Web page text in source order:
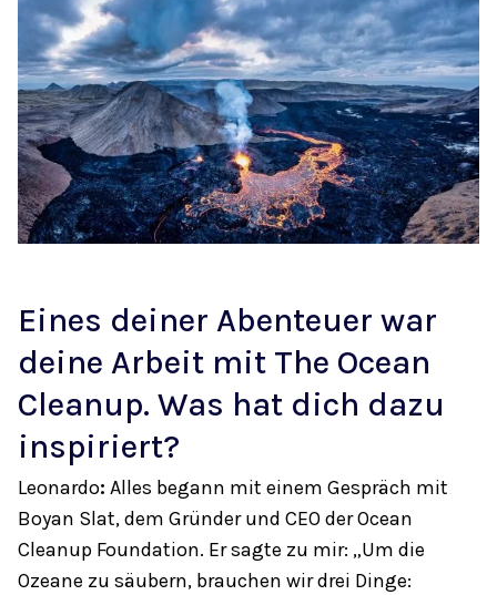
Eines deiner Abenteuer war
deine Arbeit mit The Ocean
Cleanup. Was hat dich dazu
inspiriert?
Leonardo: Alles begann mit einem Gespräch mit
Boyan Slat, dem Gründer und CEO der Ocean
Cleanup Foundation. Er sagte zu mir: „Um die
Ozeane zu säubern, brauchen wir drei Dinge: